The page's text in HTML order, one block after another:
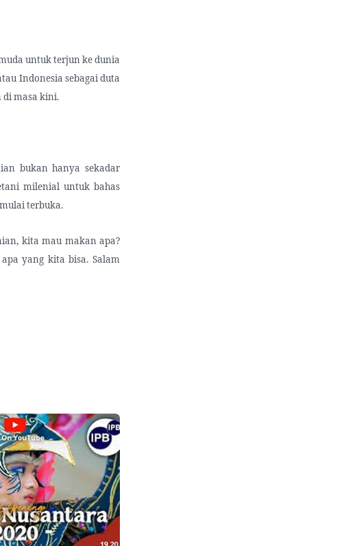
untuk terjun ke dunia
Indonesia sebagai duta
masa kini.
bukan hanya sekadar
milenial untuk bahas
terbuka.
kita mau makan apa?
yang kita bisa. Salam